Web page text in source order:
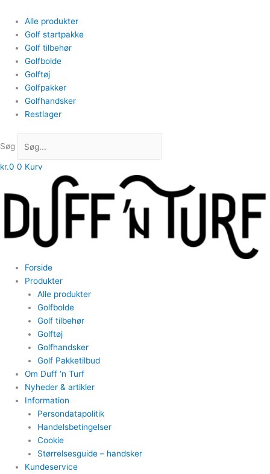
Alle produkter
Golf startpakke
Golf tilbehør
Golfbolde
Golftøj
Golfpakker
Golfhandsker
Restlager
Søg
kr.0 0 Kurv
Forside
Produkter
Alle produkter
Golfbolde
Golf tilbehør
Golftøj
Golfhandsker
Golf Pakketilbud
Om Duff ‘n Turf
Nyheder & artikler
Information
Persondatapolitik
Handelsbetingelser
Cookie
Størrelsesguide – handsker
Kundeservice